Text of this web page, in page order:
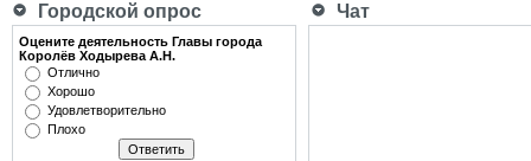
Городской опрос Чат
Оцените деятельность Главы города
Королёв Ходырева А.Н.
Отлично
Хорошо
Удовлетворительно
Плохо